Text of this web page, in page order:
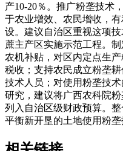
产10-20％。推广粉垄技术
于农业增效、农民增收，
设。建议自治区重视这项
蔗主产区实施示范工程。
农机补贴，对区内定点生
税收；支持农民成立粉垄
技术人员；对使用粉垄技
研究，建议将广西农科院
列入自治区级财政预算。
平衡新开垦的土地使用粉垄